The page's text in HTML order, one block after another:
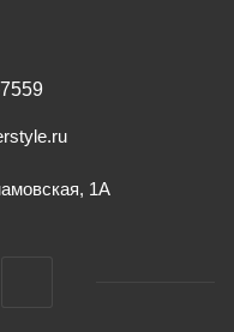
1А